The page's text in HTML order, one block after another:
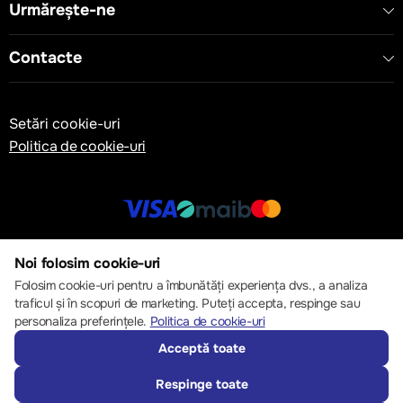
Urmărește-ne
Contacte
Setări cookie-uri
Politica de cookie-uri
© 2013 – 2026 ECOM
Noi folosim cookie-uri
Folosim cookie-uri pentru a îmbunătăți experiența dvs., a analiza
traficul și în scopuri de marketing. Puteți accepta, respinge sau
personaliza preferințele. Politica de cookie-uri
Acceptă toate
Respinge toate